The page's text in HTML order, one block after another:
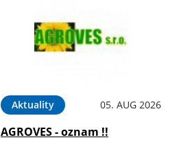
Aktuality 05. AUG 2026
AGROVES - oznam !!